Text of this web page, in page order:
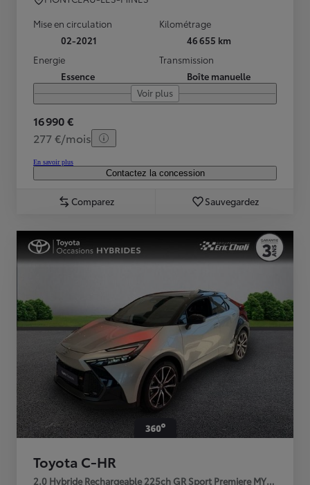
Mise en circulation
02-2021
Kilométrage
46 655 km
Energie
Essence
Transmission
Boîte manuelle
Voir plus
16 990 €
277 €/mois
En savoir plus
Contactez la concession
Comparez Sauvegardez
Toyota C-HR
2.0 Hybride Rechargeable 225ch GR Sport Premiere MY25